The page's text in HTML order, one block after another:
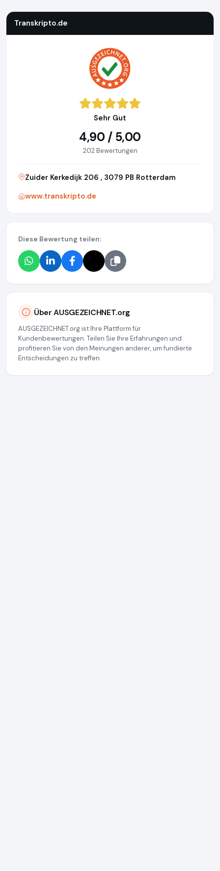
Transkripto.de
Sehr Gut
4,90 / 5,00
202 Bewertungen
Zuider Kerkedijk 206 , 3079 PB Rotterdam
www.transkripto.de
Diese Bewertung teilen:
Über AUSGEZEICHNET.org
AUSGEZEICHNET.org ist Ihre Plattform für
Kundenbewertungen. Teilen Sie Ihre Erfahrungen und
profitieren Sie von den Meinungen anderer, um fundierte
Entscheidungen zu treffen.